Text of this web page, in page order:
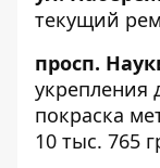
текущий
просп.
покраска
10 тыс. 765